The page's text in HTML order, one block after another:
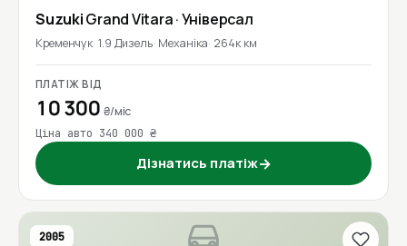
SuzukiGrand Vitara· Універсал
Кременчук 1.9 Дизель Механіка 264к км
ПЛАТІЖ ВІД
10 300 ₴/міс
Ціна авто 340 000 ₴
Дізнатись платіж→
2005